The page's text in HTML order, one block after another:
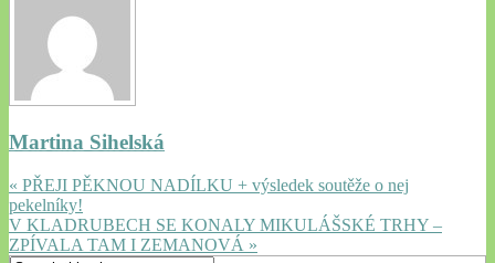
Martina Sihelská
« PŘEJI PĚKNOU NADÍLKU + výsledek soutěže o nej
pekelníky!
V KLADRUBECH SE KONALY MIKULÁŠSKÉ TRHY –
ZPÍVALA TAM I ZEMANOVÁ »